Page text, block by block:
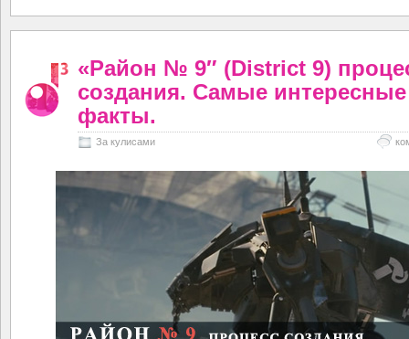
«Район № 9″ (District 9)
создания. Самые интересные
факты.
За кулисами